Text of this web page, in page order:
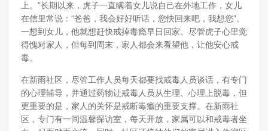
上。”长期以来，虎子一直瞒着女儿说自己在外地工作，女儿
在信里常说：“爸爸，我会好好听话，您快回来吧，我想您”。
一想到女儿，他就想赶快戒掉毒瘾早日回家。尽管虎子心里觉
得愧对家人，但每到周末，家人都会来看望他，让他安心戒
毒。
在新雨社区，尽管工作人员每天都要找戒毒人员谈话，有专门
的心理辅导，并通过药物让戒毒人员从生理、心理上脱毒，但
更重要的是，家人的关怀是戒断毒瘾的重要支撑。在新雨社
区，专门有一间温馨探访室，每天开放，家属可以和戒毒者坐